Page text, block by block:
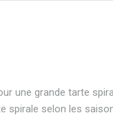
une grande tarte
spirale selon les